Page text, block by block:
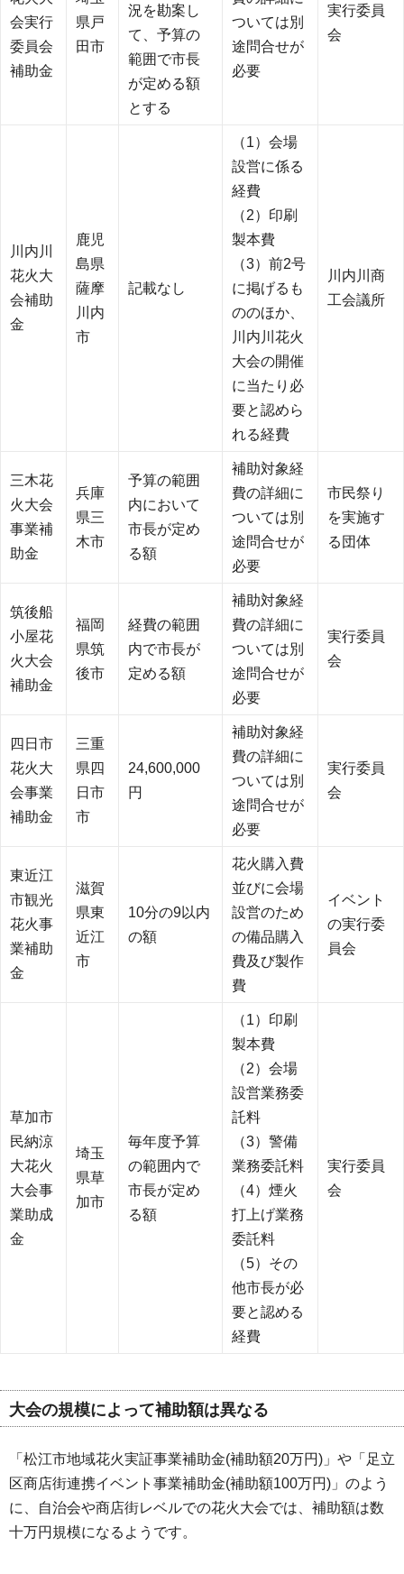
会実行
委員会
補助金
県戸
田市
況を勘案し
て、予算の
範囲で市長
が定める額
とする
ついては別
途問合せが
必要
実行委員
会
川内川
花火大
会補助
金
鹿児
島県
薩摩
川内
市
記載なし
（1）会場
設営に係る
経費
（2）印刷
製本費
（3）前2号
に掲げるも
ののほか、
川内川花火
大会の開催
に当たり必
要と認めら
れる経費
川内川商
工会議所
三木花
火大会
事業補
助金
兵庫
県三
木市
予算の範囲
内において
市長が定め
る額
補助対象経
費の詳細に
ついては別
途問合せが
必要
市民祭り
を実施す
る団体
筑後船
小屋花
火大会
補助金
福岡
県筑
後市
経費の範囲
内で市長が
定める額
補助対象経
費の詳細に
ついては別
途問合せが
必要
実行委員
会
四日市
花火大
会事業
補助金
三重
県四
日市
市
24,600,000
円
補助対象経
費の詳細に
ついては別
途問合せが
必要
実行委員
会
東近江
市観光
花火事
業補助
金
滋賀
県東
近江
市
10分の9以内
の額
花火購入費
並びに会場
設営のため
の備品購入
費及び製作
費
イベント
の実行委
員会
草加市
民納涼
大花火
大会事
業助成
金
埼玉
県草
加市
毎年度予算
の範囲内で
市長が定め
る額
（1）印刷
製本費
（2）会場
設営業務委
託料
（3）警備
業務委託料
（4）煙火
打上げ業務
委託料
（5）その
他市長が必
要と認める
経費
実行委員
会
大会の規模によって補助額は異なる
「松江市地域花火実証事業補助金(補助額20万円)」や「足立
区商店街連携イベント事業補助金(補助額100万円)」のよう
に、自治会や商店街レベルでの花火大会では、補助額は数
十万円規模になるようです。